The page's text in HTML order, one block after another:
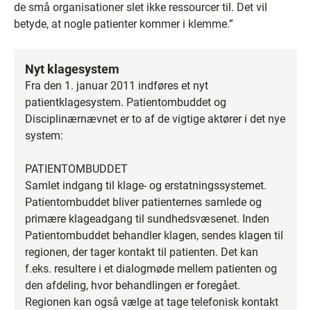
de små organisationer slet ikke ressourcer til. Det vil
betyde, at nogle patienter kommer i klemme.”
Nyt klagesystem
Fra den 1. januar 2011 indføres et nyt
patientklagesystem. Patientombuddet og
Disciplinærnævnet er to af de vigtige aktører i det nye
system:
PATIENTOMBUDDET
Samlet indgang til klage- og erstatningssystemet.
Patientombuddet bliver patienternes samlede og
primære klageadgang til sundhedsvæsenet. Inden
Patientombuddet behandler klagen, sendes klagen til
regionen, der tager kontakt til patienten. Det kan
f.eks. resultere i et dialogmøde mellem patienten og
den afdeling, hvor behandlingen er foregået.
Regionen kan også vælge at tage telefonisk kontakt